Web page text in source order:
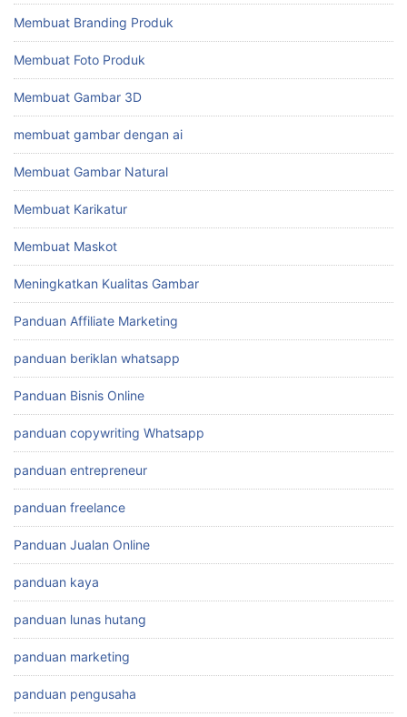
Membuat Branding Produk
Membuat Foto Produk
Membuat Gambar 3D
membuat gambar dengan ai
Membuat Gambar Natural
Membuat Karikatur
Membuat Maskot
Meningkatkan Kualitas Gambar
Panduan Affiliate Marketing
panduan beriklan whatsapp
Panduan Bisnis Online
panduan copywriting Whatsapp
panduan entrepreneur
panduan freelance
Panduan Jualan Online
panduan kaya
panduan lunas hutang
panduan marketing
panduan pengusaha